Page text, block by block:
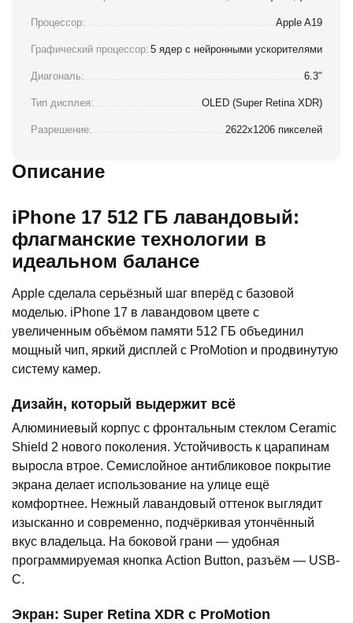
Процессор: Apple A19
Графический процессор: 5 ядер с нейронными ускорителями
Диагональ: 6.3"
Тип дисплея: OLED (Super Retina XDR)
Разрешение: 2622x1206 пикселей
Описание
iPhone 17 512 ГБ лавандовый:
флагманские технологии в
идеальном балансе
Apple сделала серьёзный шаг вперёд с базовой
моделью. iPhone 17 в лавандовом цвете с
увеличенным объёмом памяти 512 ГБ объединил
мощный чип, яркий дисплей с ProMotion и продвинутую
систему камер.
Дизайн, который выдержит всё
Алюминиевый корпус с фронтальным стеклом Ceramic
Shield 2 нового поколения. Устойчивость к царапинам
выросла втрое. Семислойное антибликовое покрытие
экрана делает использование на улице ещё
комфортнее. Нежный лавандовый оттенок выглядит
изысканно и современно, подчёркивая утончённый
вкус владельца. На боковой грани — удобная
программируемая кнопка Action Button, разъём — USB-
C.
Экран: Super Retina XDR с ProMotion